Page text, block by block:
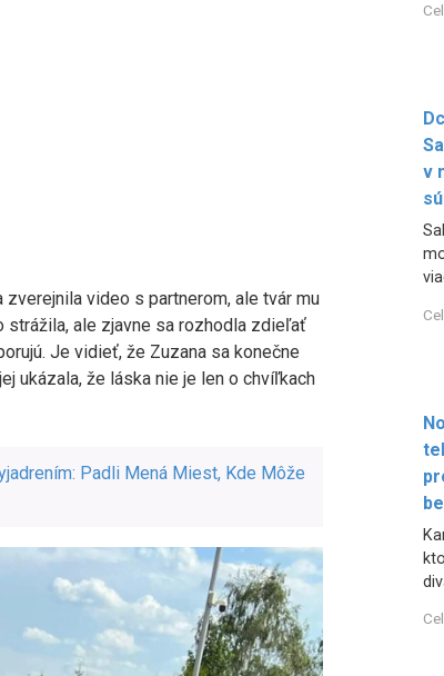
video s partnerom, ale tvár mu
ale zjavne sa rozhodla zdieľať
Je vidieť, že Zuzana sa konečne
ukázala, že láska nie je len o chvíľkach
Padli Mená Miest, Kde Môže
v